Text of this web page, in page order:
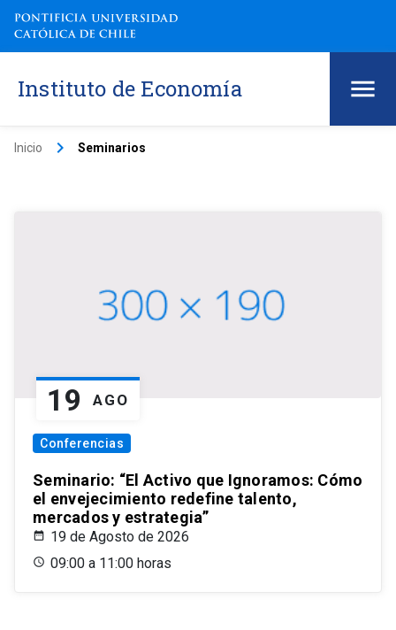
Instituto de Economía
Inicio keyboard_arrow_right Seminarios
19 AGO
Conferencias
Seminario: “El Activo que Ignoramos: Cómo
el envejecimiento redefine talento,
mercados y estrategia”
19 de Agosto de 2026
09:00 a 11:00 horas